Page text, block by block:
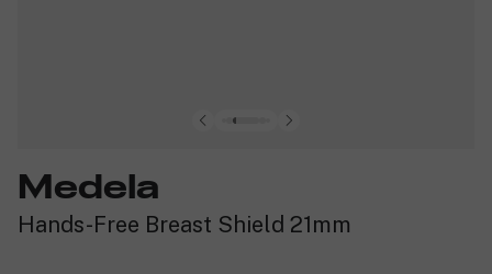
Medela
Hands-Free Breast Shield 21mm